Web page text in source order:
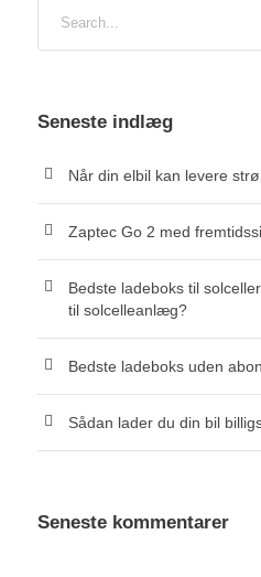
Seneste indlæg
Når din elbil kan levere
Zaptec Go 2 med
Bedste ladeboks til
til solcelleanlæg?
Bedste ladeboks uden
Sådan lader du din bil
Seneste kommentarer